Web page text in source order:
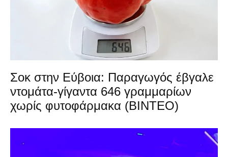
Σοκ στην Εύβοια: Παραγωγός έβγαλε
ντομάτα-γίγαντα 646 γραμμαρίων
χωρίς φυτοφάρμακα (ΒΙΝΤΕΟ)